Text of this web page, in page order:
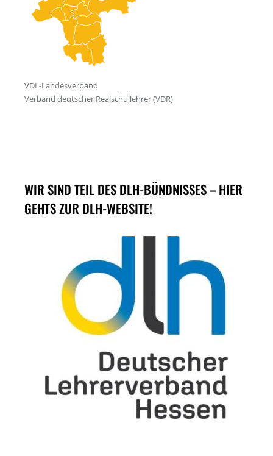
WIR SIND TEIL DES DLH-BÜNDNISSES – HIER
GEHTS ZUR DLH-WEBSITE!